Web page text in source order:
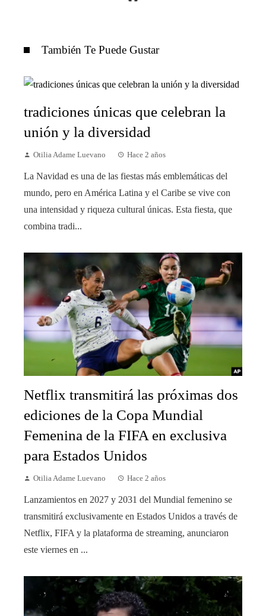
También Te Puede Gustar
tradiciones únicas que celebran la
unión y la diversidad
Otilia Adame Luevano Hace 2 años
La Navidad es una de las fiestas más emblemáticas del
mundo, pero en América Latina y el Caribe se vive con
una intensidad y riqueza cultural únicas. Esta fiesta, que
combina tradi...
Netflix transmitirá las próximas dos
ediciones de la Copa Mundial
Femenina de la FIFA en exclusiva
para Estados Unidos
Otilia Adame Luevano Hace 2 años
Lanzamientos en 2027 y 2031 del Mundial femenino se
transmitirá exclusivamente en Estados Unidos a través de
Netflix, FIFA y la plataforma de streaming, anunciaron
este viernes en ...